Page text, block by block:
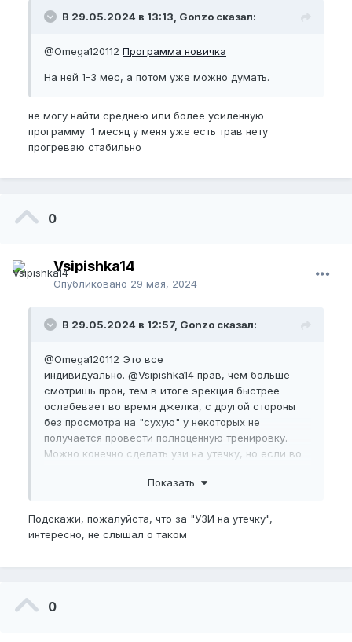
В 29.05.2024 в 13:13, Gonzo сказал:
@Omega120112 Программа новичка
На ней 1-3 мес, а потом уже можно думать.
не могу найти среднею или более усиленную
программу 1 месяц у меня уже есть трав нету
прогреваю стабильно
0
Vsipishka14
Опубликовано 29 мая, 2024
В 29.05.2024 в 12:57, Gonzo сказал:
@Omega120112 Это все
индивидуально. @Vsipishka14 прав, чем больше
смотришь прон, тем в итоге эрекция быстрее
ослабевает во время джелка, с другой стороны
без просмотра на "сухую" у некоторых не
получается провести полноценную тренировку.
Можно конечно сделать узи на утечку, но если во
в конце тренировки.
Показать
Подскажи, пожалуйста, что за "УЗИ на утечку",
интересно, не слышал о таком
0